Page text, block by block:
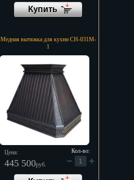
Медная вытяжка для кухни CH-031M-
1
Цена:
445 500руб.
Кол-во: